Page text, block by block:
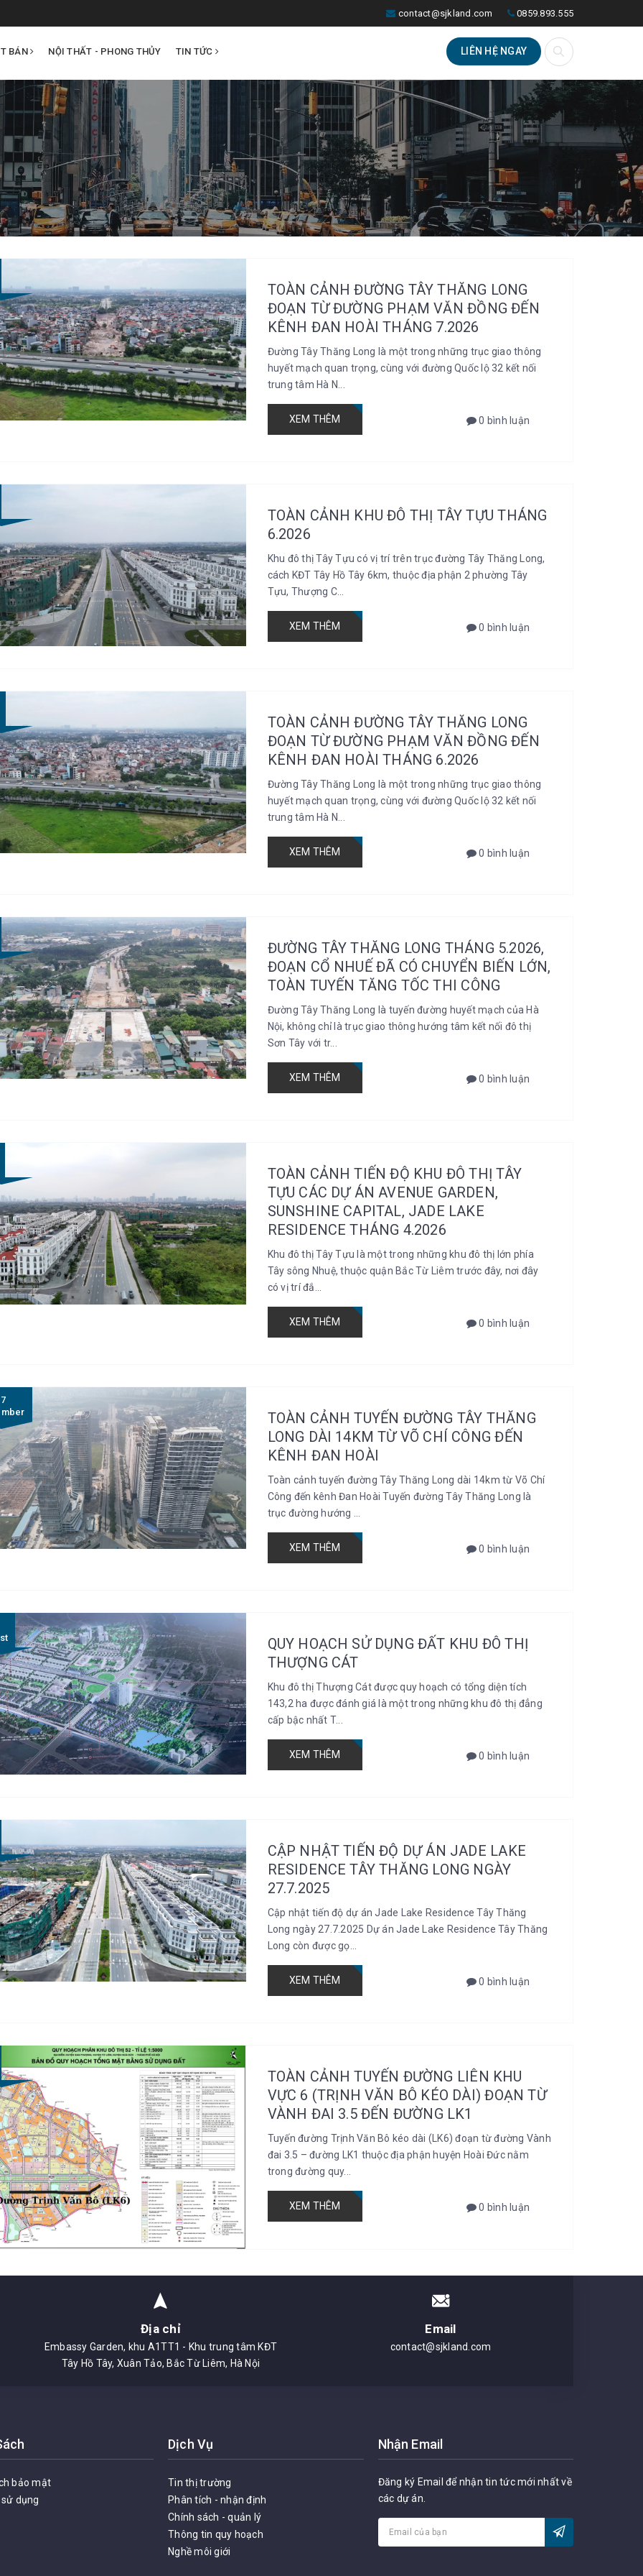
0859.893.555
contact@sjkland.com
BÁN NỘI THẤT - PHONG THỦY TIN TỨC LIÊN HỆ NGAY
TOÀN CẢNH ĐƯỜNG TÂY THĂNG LONG
ĐOẠN TỪ ĐƯỜNG PHẠM VĂN ĐỒNG ĐẾN
KÊNH ĐAN HOÀI THÁNG 7.2026
Đường Tây Thăng Long là một trong những trục giao thông
huyết mạch quan trọng, cùng với đường Quốc lộ 32 kết nối
trung tâm Hà N...
XEM THÊM 0 bình luận
TOÀN CẢNH KHU ĐÔ THỊ TÂY TỰU THÁNG
6.2026
Khu đô thị Tây Tựu có vị trí trên trục đường Tây Thăng Long,
cách KĐT Tây Hồ Tây 6km, thuộc địa phận 2 phường Tây
Tựu, Thượng C...
XEM THÊM 0 bình luận
TOÀN CẢNH ĐƯỜNG TÂY THĂNG LONG
ĐOẠN TỪ ĐƯỜNG PHẠM VĂN ĐỒNG ĐẾN
KÊNH ĐAN HOÀI THÁNG 6.2026
Đường Tây Thăng Long là một trong những trục giao thông
huyết mạch quan trọng, cùng với đường Quốc lộ 32 kết nối
trung tâm Hà N...
XEM THÊM 0 bình luận
ĐƯỜNG TÂY THĂNG LONG THÁNG 5.2026,
ĐOẠN CỔ NHUẾ ĐÃ CÓ CHUYỂN BIẾN LỚN,
TOÀN TUYẾN TĂNG TỐC THI CÔNG
Đường Tây Thăng Long là tuyến đường huyết mạch của Hà
Nội, không chỉ là trục giao thông hướng tâm kết nối đô thị
Sơn Tây với tr...
XEM THÊM 0 bình luận
TOÀN CẢNH TIẾN ĐỘ KHU ĐÔ THỊ TÂY
TỰU CÁC DỰ ÁN AVENUE GARDEN,
SUNSHINE CAPITAL, JADE LAKE
RESIDENCE THÁNG 4.2026
Khu đô thị Tây Tựu là một trong những khu đô thị lớn phía
Tây sông Nhuệ, thuộc quận Bắc Từ Liêm trước đây, nơi đây
có vị trí đắ...
XEM THÊM 0 bình luận
TOÀN CẢNH TUYẾN ĐƯỜNG TÂY THĂNG
LONG DÀI 14KM TỪ VÕ CHÍ CÔNG ĐẾN
KÊNH ĐAN HOÀI
Toàn cảnh tuyến đường Tây Thăng Long dài 14km từ Võ Chí
Công đến kênh Đan Hoài Tuyến đường Tây Thăng Long là
trục đường hướng ...
XEM THÊM 0 bình luận
QUY HOẠCH SỬ DỤNG ĐẤT KHU ĐÔ THỊ
THƯỢNG CÁT
Khu đô thị Thượng Cát được quy hoạch có tổng diện tích
143,2 ha được đánh giá là một trong những khu đô thị đẳng
cấp bậc nhất T...
XEM THÊM 0 bình luận
CẬP NHẬT TIẾN ĐỘ DỰ ÁN JADE LAKE
RESIDENCE TÂY THĂNG LONG NGÀY
27.7.2025
Cập nhật tiến độ dự án Jade Lake Residence Tây Thăng
Long ngày 27.7.2025 Dự án Jade Lake Residence Tây Thăng
Long còn được gọ...
XEM THÊM 0 bình luận
TOÀN CẢNH TUYẾN ĐƯỜNG LIÊN KHU
VỰC 6 (TRỊNH VĂN BÔ KÉO DÀI) ĐOẠN TỪ
VÀNH ĐAI 3.5 ĐẾN ĐƯỜNG LK1
Tuyến đường Trịnh Văn Bô kéo dài (LK6) đoạn từ đường Vành
đai 3.5 – đường LK1 thuộc địa phận huyện Hoài Đức nằm
trong đường quy...
XEM THÊM 0 bình luận
Địa chỉ
Embassy Garden, khu A1TT1 - Khu trung tâm KĐT
Tây Hồ Tây, Xuân Tảo, Bắc Từ Liêm, Hà Nội
Email
contact@sjkland.com
bảo mật
dụng
Dịch Vụ
Tin thị trường
Phân tích - nhận định
Chính sách - quản lý
Thông tin quy hoạch
Nghề môi giới
Nhận Email
Đăng ký Email để nhận tin tức mới nhất về
các dự án.